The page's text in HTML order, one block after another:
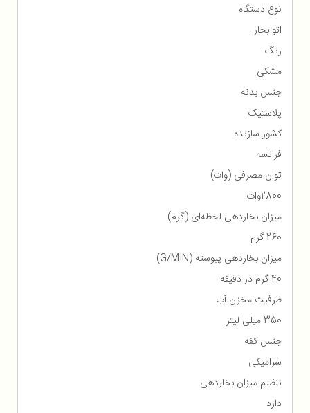
نوع دستگاه
اتو بخار
رنگ
مشکی
جنس بدنه
پلاستیک
کشور سازنده
فرانسه
توان مصرفی (وات)
2800وات
میزان بخاردهی لحظه‌ای (گرم)
260 گرم
میزان بخاردهی پیوسته (G/MIN)
40 گرم در دقیقه
ظرفیت مخزن آب
350 میلی لیتر
جنس کفه
سرامیکی
تنظیم میزان بخاردهی
دارد